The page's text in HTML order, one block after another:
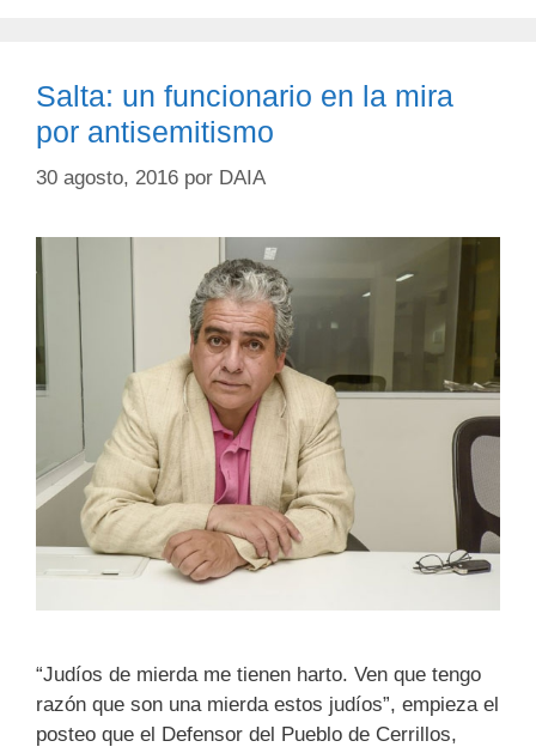
Salta: un funcionario en la mira
por antisemitismo
30 agosto, 2016 por DAIA
“Judíos de mierda me tienen harto. Ven que tengo
razón que son una mierda estos judíos”, empieza el
posteo que el Defensor del Pueblo de Cerrillos,